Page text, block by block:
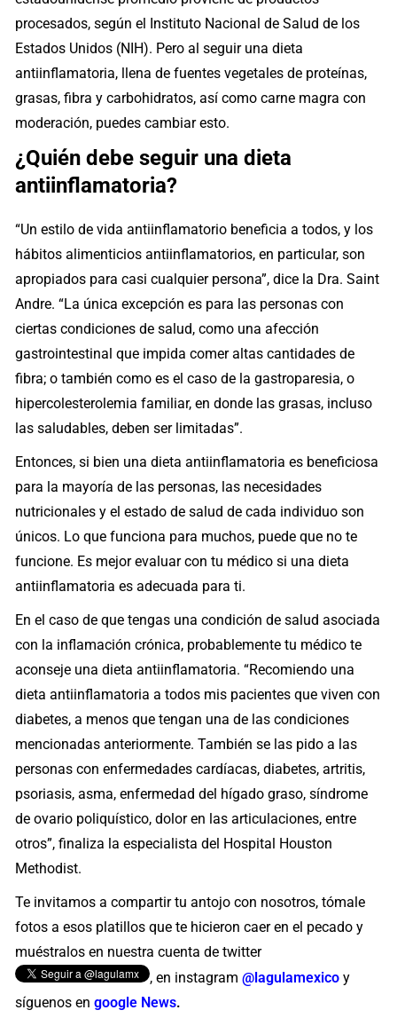
procesados, según el Instituto Nacional de Salud de los
Estados Unidos (NIH). Pero al seguir una dieta
antiinflamatoria, llena de fuentes vegetales de proteínas,
grasas, fibra y carbohidratos, así como carne magra con
moderación, puedes cambiar esto.
¿Quién debe seguir una dieta
antiinflamatoria?
“Un estilo de vida antiinflamatorio beneficia a todos, y los
hábitos alimenticios antiinflamatorios, en particular, son
apropiados para casi cualquier persona”, dice la Dra. Saint
Andre. “La única excepción es para las personas con
ciertas condiciones de salud, como una afección
gastrointestinal que impida comer altas cantidades de
fibra; o también como es el caso de la gastroparesia, o
hipercolesterolemia familiar, en donde las grasas, incluso
las saludables, deben ser limitadas”.
Entonces, si bien una dieta antiinflamatoria es beneficiosa
para la mayoría de las personas, las necesidades
nutricionales y el estado de salud de cada individuo son
únicos. Lo que funciona para muchos, puede que no te
funcione. Es mejor evaluar con tu médico si una dieta
antiinflamatoria es adecuada para ti.
En el caso de que tengas una condición de salud asociada
con la inflamación crónica, probablemente tu médico te
aconseje una dieta antiinflamatoria. “Recomiendo una
dieta antiinflamatoria a todos mis pacientes que viven con
diabetes, a menos que tengan una de las condiciones
mencionadas anteriormente. También se las pido a las
personas con enfermedades cardíacas, diabetes, artritis,
psoriasis, asma, enfermedad del hígado graso, síndrome
de ovario poliquístico, dolor en las articulaciones, entre
otros”, finaliza la especialista del Hospital Houston
Methodist.
Te invitamos a compartir tu antojo con nosotros, tómale
fotos a esos platillos que te hicieron caer en el pecado y
muéstralos en nuestra cuenta de twitter
, en instagram@lagulamexico y
síguenos engoogle News.